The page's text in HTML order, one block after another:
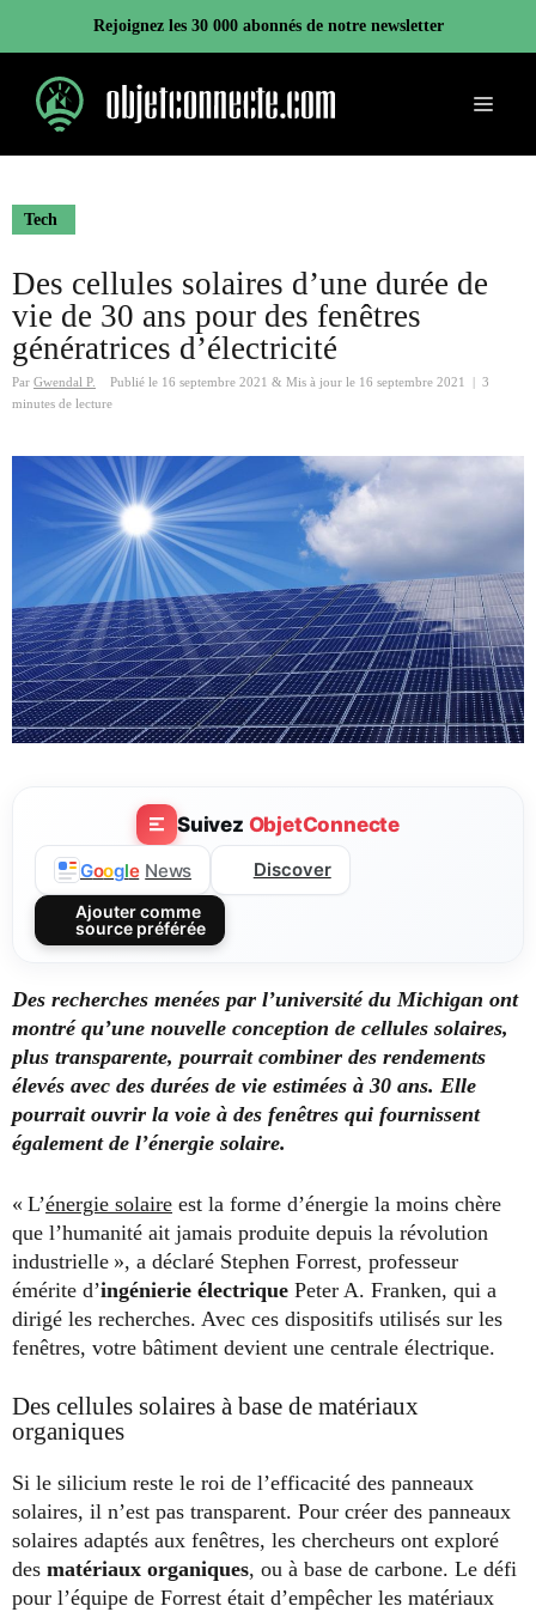
contenu
Rejoignez les 30 000 abonnés de notre newsletter
Menu
Tech
Des cellules solaires d’une durée de
vie de 30 ans pour des fenêtres
génératrices d’électricité
Par Gwendal P. Publié le 16 septembre 2021 & Mis à jour le 16 septembre 2021
3
minutes de lecture
Suivez ObjetConnecte
Google News Discover
Ajouter comme
source préférée
Des recherches menées par l’université du Michigan ont
montré qu’une nouvelle conception de cellules solaires,
plus transparente, pourrait combiner des rendements
élevés avec des durées de vie estimées à 30 ans. Elle
pourrait ouvrir la voie à des fenêtres qui fournissent
également de l’énergie solaire.
« L’énergie solaire est la forme d’énergie la moins chère
que l’humanité ait jamais produite depuis la révolution
industrielle », a déclaré Stephen Forrest, professeur
émérite d’ingénierie électrique Peter A. Franken, qui a
dirigé les recherches. Avec ces dispositifs utilisés sur les
fenêtres, votre bâtiment devient une centrale électrique.
Des cellules solaires à base de matériaux
organiques
Si le silicium reste le roi de l’efficacité des panneaux
solaires, il n’est pas transparent. Pour créer des panneaux
solaires adaptés aux fenêtres, les chercheurs ont exploré
des matériaux organiques, ou à base de carbone. Le défi
pour l’équipe de Forrest était d’empêcher les matériaux